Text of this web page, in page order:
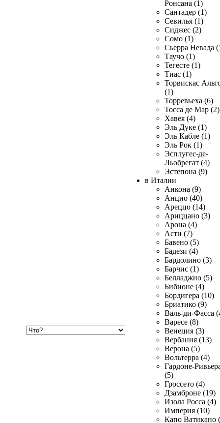
Ронсана (1)
Сантадер (1)
Севилья (1)
Сиджес (2)
Сомо (1)
Сьерра Невада
Таучо (1)
Тегесте (1)
Тиас (1)
Торвискас
(1)
Торревьеха (6)
Тосса де Мар (2)
Хавея (4)
Эль Дуке (1)
Эль Кабле (1)
Эль Рок (1)
Эсплугес-де-
Льобрегат (4)
Эстепона (9)
в Италии
Анкона (9)
Анцио (40)
Ареццо (14)
Ариццано (3)
Арона (4)
Асти (7)
Бавено (5)
Бадези (4)
Бардолино (3)
Барчис (1)
Белладжио (5)
Бибионе (4)
Бордигера (10)
Бриатико (9)
Валь-ди-Фасса
Варесе (8)
Венеция (3)
Вербания (13)
Верона (5)
Вольтерра (4)
Гардоне-
(5)
Гроссето (4)
Дзамброне (19)
Изола Росса (4)
Империя (10)
Капо Ватикано